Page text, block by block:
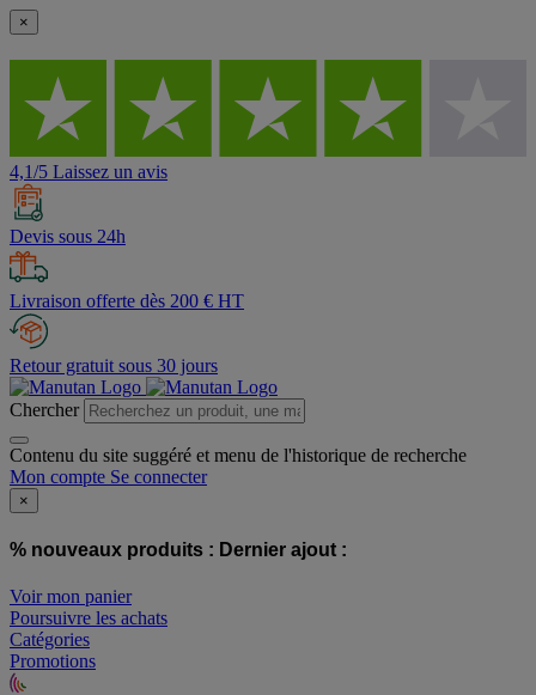
×
4,1/5 Laissez un avis
Devis sous 24h
Livraison offerte dès 200 € HT
Retour gratuit sous 30 jours
Chercher
Contenu du site suggéré et menu de l'historique de recherche
Mon compte Se connecter
×
% nouveaux produits : Dernier ajout :
Voir mon panier
Poursuivre les achats
Catégories
Promotions